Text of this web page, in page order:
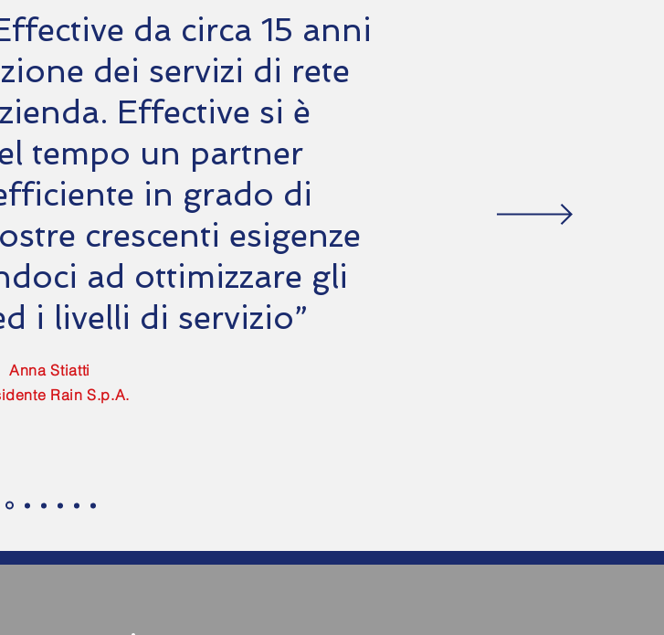
da circa 15 anni
dei servizi di rete
Effective si è
tempo un partner
in grado di
crescenti esigenze
ad ottimizzare gli
i livelli di servizio”
Anna Stiatti
Rain S.p.A.